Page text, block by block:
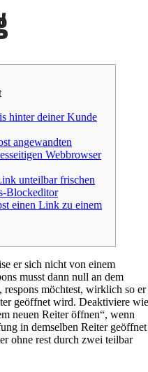
hinter deiner Kunde
angewandten
Webbrowser
unteilbar frischen
Blockeditor
einen Link zu einem
er sich nicht von einem
musst dann null an dem
möchtest, wirklich so er
geöffnet wird. Deaktiviere wie
neuen Reiter öffnen“, wenn
in demselben Reiter geöffnet
ohne rest durch zwei teilbar